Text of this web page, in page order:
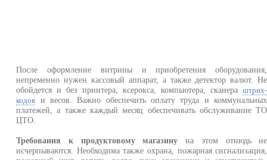
После оформление витрины и приобретения оборудования,
непременно нужен кассовый аппарат, а также детектор валют. Не
обойдется и без принтера, ксерокса, компьютера, сканераштрих-
кодов и весов. Важно обеспечить оплату труда и коммунальных
платежей, а также каждый месяц обеспечивать обслуживание ТО
ЦТО.
Требования к продуктовому магазину на этом отнюдь не
исчерпываются. Необходима также охрана, пожарная сигнализация,